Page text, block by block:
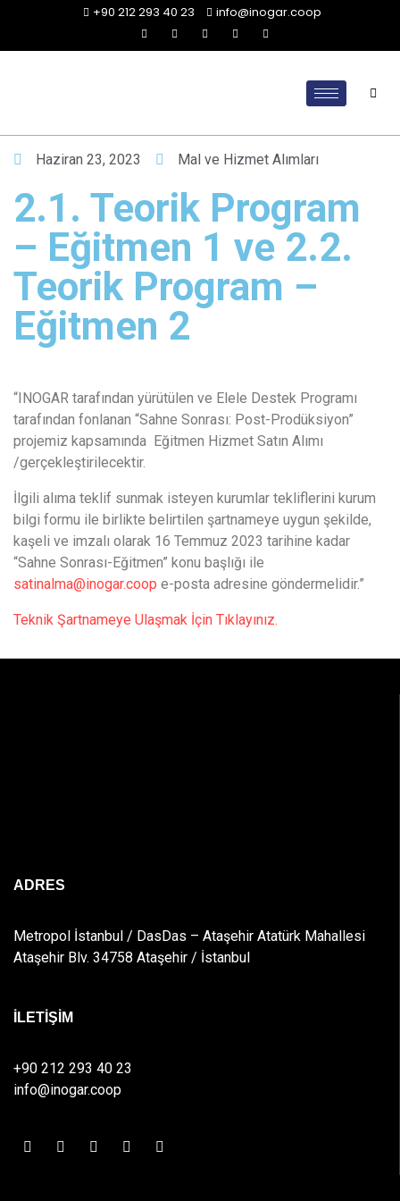
+90 212 293 40 23 info@inogar.coop
Haziran 23, 2023 Mal ve Hizmet Alımları
2.1. Teorik Program
– Eğitmen 1 ve 2.2.
Teorik Program –
Eğitmen 2
“INOGAR tarafından yürütülen ve Elele Destek Programı
tarafından fonlanan “Sahne Sonrası: Post-Prodüksiyon”
projemiz kapsamında Eğitmen Hizmet Satın Alımı
/gerçekleştirilecektir.
İlgili alıma teklif sunmak isteyen kurumlar tekliflerini kurum
bilgi formu ile birlikte belirtilen şartnameye uygun şekilde,
kaşeli ve imzalı olarak 16 Temmuz 2023 tarihine kadar
“Sahne Sonrası-Eğitmen” konu başlığı ile
satinalma@inogar.coop e-posta adresine göndermelidir.”
Teknik Şartnameye Ulaşmak İçin Tıklayınız.
ADRES
Metropol İstanbul / DasDas – Ataşehir Atatürk Mahallesi
Ataşehir Blv. 34758 Ataşehir / İstanbul
İLETİŞİM
+90 212 293 40 23
info@inogar.coop